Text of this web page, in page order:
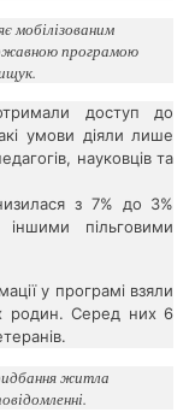
мобілізованим
програмою
доступ до
умови діяли лише
науковців та
з 7% до 3%
пільговими
у програмі взяли
родин. Серед них 6
житла